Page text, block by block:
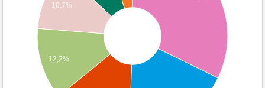
10,7%
12,2%